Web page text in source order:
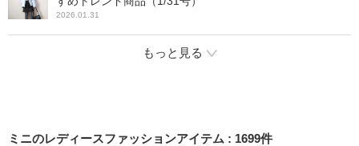
2026.01.31
もっと見る
ミニのレディースファッションアイテム : 1699件